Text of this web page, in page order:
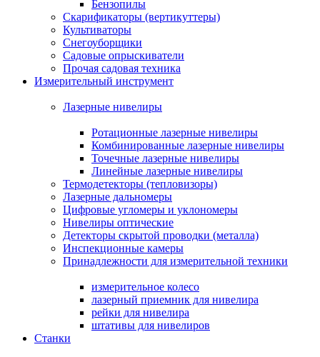
Бензопилы
Скарификаторы (вертикуттеры)
Культиваторы
Снегоуборщики
Садовые опрыскиватели
Прочая садовая техника
Измерительный инструмент
Лазерные нивелиры
Ротационные лазерные нивелиры
Комбинированные лазерные нивелиры
Точечные лазерные нивелиры
Линейные лазерные нивелиры
Термодетекторы (тепловизоры)
Лазерные дальномеры
Цифровые угломеры и уклономеры
Нивелиры оптические
Детекторы скрытой проводки (металла)
Инспекционные камеры
Принадлежности для измерительной техники
измерительное колесо
лазерный приемник для нивелира
рейки для нивелира
штативы для нивелиров
Станки